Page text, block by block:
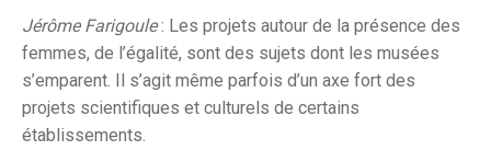
Jérôme Farigoule: Les projets autour de la présence des
femmes, de l’égalité, sont des sujets dont les musées
s’emparent. Il s’agit même parfois d’un axe fort des
projets scientifiques et culturels de certains
établissements.